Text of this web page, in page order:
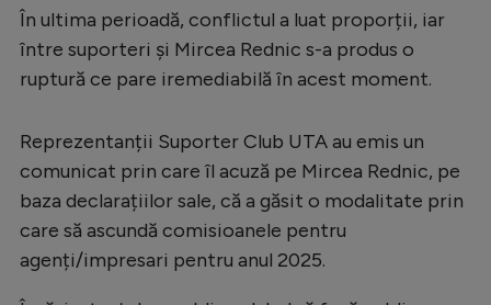
Intră în cont
Creează cont
În ultima perioadă, conflictul a luat proporții, iar
între suporteri și Mircea Rednic s-a produs o
ruptură ce pare iremediabilă în acest moment.
Reprezentanții Suporter Club UTA au emis un
comunicat prin care îl acuză pe Mircea Rednic, pe
baza declarațiilor sale, că a găsit o modalitate prin
care să ascundă comisioanele pentru
agenți/impresari pentru anul 2025.